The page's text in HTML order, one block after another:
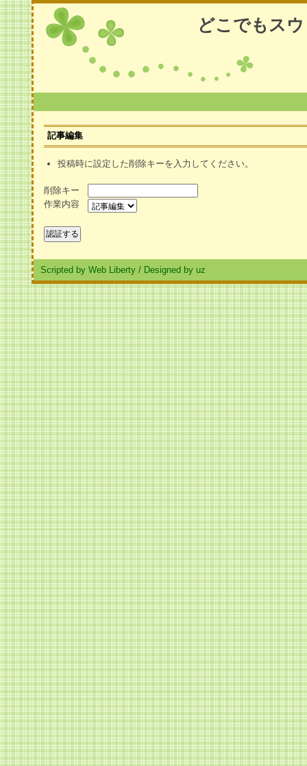
どこでもス
記事編集
投稿時に設定した削除キーを入力してください。
削除キー
作業内容
Scripted by Web Liberty / Designed by uz